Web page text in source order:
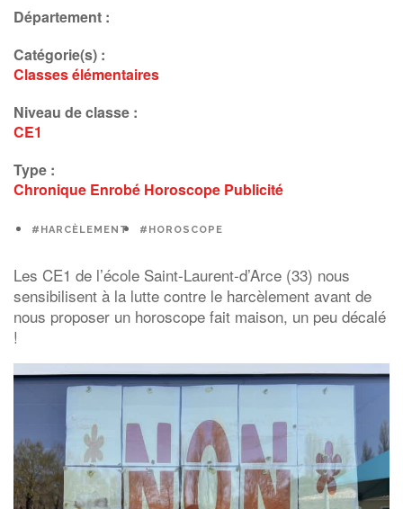
Département :
Catégorie(s) :
Classes élémentaires
Niveau de classe :
CE1
Type :
Chronique Enrobé Horoscope Publicité
#HARCÈLEMENT #HOROSCOPE
Les CE1 de l’école Saint-Laurent-d’Arce (33) nous
sensibilisent à la lutte contre le harcèlement avant de
nous proposer un horoscope fait maison, un peu décalé
!